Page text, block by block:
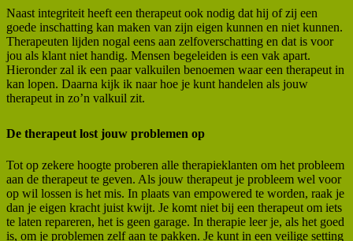
Naast integriteit heeft een therapeut ook nodig dat hij of zij een
goede inschatting kan maken van zijn eigen kunnen en niet kunnen.
Therapeuten lijden nogal eens aan zelfoverschatting en dat is voor
jou als klant niet handig. Mensen begeleiden is een vak apart.
Hieronder zal ik een paar valkuilen benoemen waar een therapeut in
kan lopen. Daarna kijk ik naar hoe je kunt handelen als jouw
therapeut in zo’n valkuil zit.
De therapeut lost jouw problemen op
Tot op zekere hoogte proberen alle therapieklanten om het probleem
aan de therapeut te geven. Als jouw therapeut je probleem wel voor
op wil lossen is het mis. In plaats van empowered te worden, raak je
dan je eigen kracht juist kwijt. Je komt niet bij een therapeut om iets
te laten repareren, het is geen garage. In therapie leer je, als het goed
is, om je problemen zelf aan te pakken. Je kunt in een veilige setting